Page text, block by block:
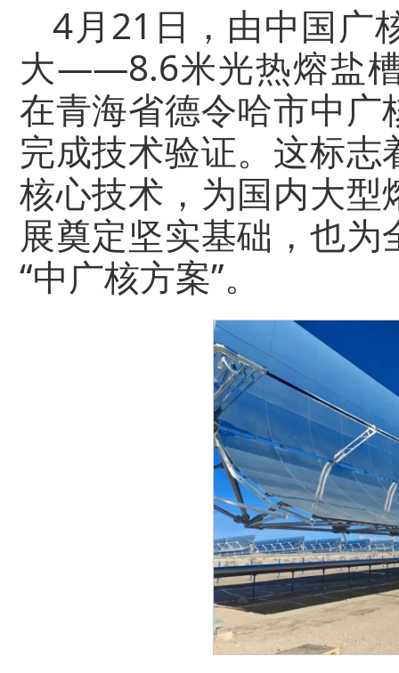
4月21日，由中国广
大——8.6米光热熔盐
在青海省德令哈市中
完成技术验证。这标
核心技术，为国内大
展奠定坚实基础，也
“中广核方案”。